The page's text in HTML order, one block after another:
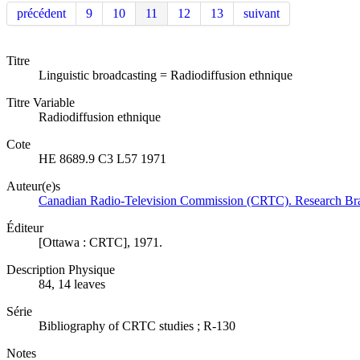
précédent 9 10 11 12 13 suivant
Titre
Linguistic broadcasting = Radiodiffusion ethnique
Titre Variable
Radiodiffusion ethnique
Cote
HE 8689.9 C3 L57 1971
Auteur(e)s
Canadian Radio-Television Commission (CRTC). Research
Éditeur
[Ottawa : CRTC], 1971.
Description Physique
84, 14 leaves
Série
Bibliography of CRTC studies ; R-130
Notes